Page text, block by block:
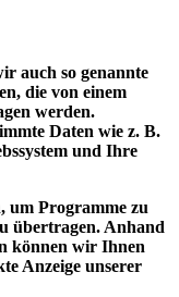
auch so genannte
die von einem
werden.
Daten wie z. B.
und Ihre
um Programme zu
übertragen. Anhand
können wir Ihnen
Anzeige unserer